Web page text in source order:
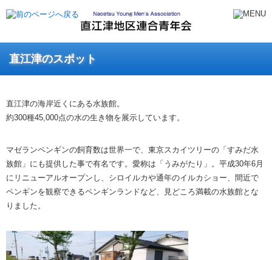
直江津のスポット
直江津の海岸近くにある水族館。
約300種45,000点の水の生き物を展示しています。
マゼランペンギンの飼育数は世界一で、東京スカイツリーの「すみだ水
族館」にも提供した事で有名です。愛称は「うみがたり」。平成30年6月
にリニューアルオープンし、シロイルカや通年のイルカショー、間近で
ペンギンを観察できるペンギンランドなど、見どころ満載の水族館とな
りました。